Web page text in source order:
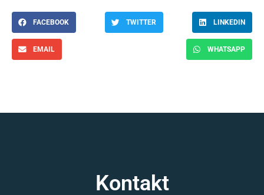
FACEBOOK TWITTER LINKEDIN
EMAIL WHATSAPP
Kontakt